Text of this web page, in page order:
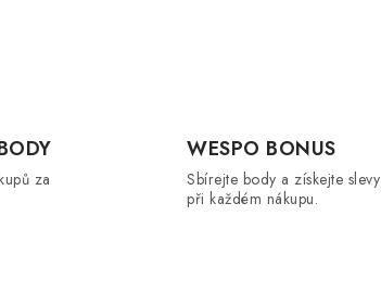
za
WESPO BONUS
Sbírejte body a získejte slevy
při každém nákupu.